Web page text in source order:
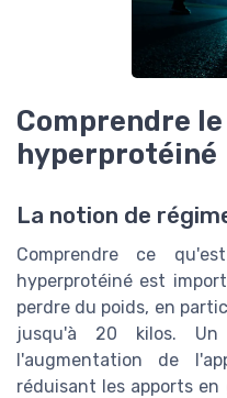
Comprendre
hyperprotéiné
La notion de
Comprendre ce
hyperprotéiné est
perdre du poids, en
jusqu'à 20 kilos. Un
l'augmentation de
réduisant les apports en